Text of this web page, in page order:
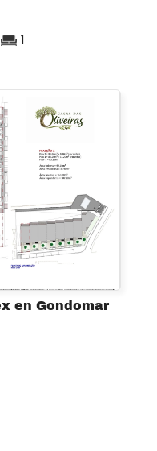
1
en Gondomar